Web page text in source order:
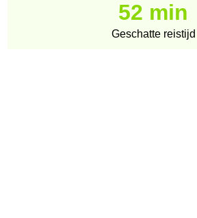
52 min
Geschatte reistijd